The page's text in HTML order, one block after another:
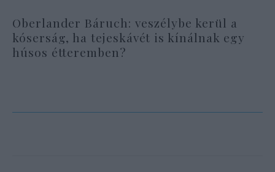
Oberlander Báruch: veszélybe kerül a
kóserság, ha tejeskávét is kínálnak egy
húsos étteremben?